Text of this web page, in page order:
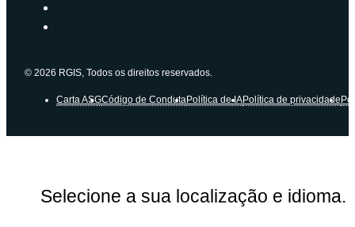
© 2026 RGIS, Todos os direitos reservados.
Carta ASGCódigo de CondutaPolítica de IAPolítica de privacidade
Selecione a sua localização e idioma.